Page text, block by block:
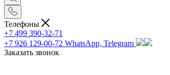
Телефоны
+7 499 390-32-71
+7 926 129-00-72 WhatsApp, Telegram
Заказать звонок